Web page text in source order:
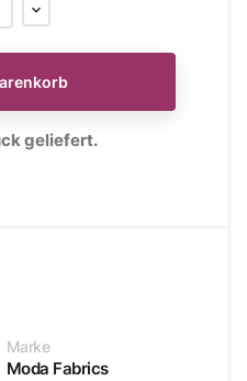
geliefert.
Marke
Moda Fabrics